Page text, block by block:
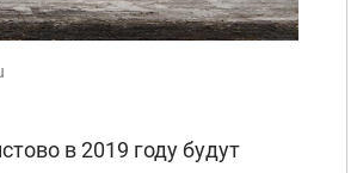
в 2019 году будут